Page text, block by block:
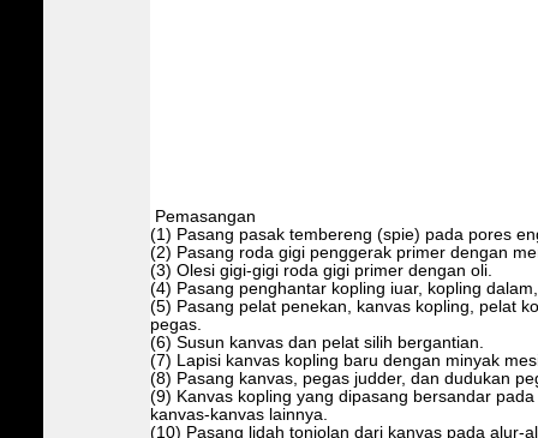
Pemasangan
(1) Pasang pasak tembereng (spie) pada pores
(2) Pasang roda gigi penggerak primer dengan
(3) Olesi gigi-gigi roda gigi primer dengan oli.
(4) Pasang penghantar kopling iuar, kopling
(5) Pasang pelat penekan, kanvas kopling, pelat
pegas.
(6) Susun kanvas dan pelat silih bergantian.
(7) Lapisi kanvas kopling baru dengan minyak
(8) Pasang kanvas, pegas judder, dan dudukan
(9) Kanvas kopling yang dipasang bersandar
kanvas-kanvas lainnya.
(10) Pasang lidah tonjolan dari kanvas pada alur-